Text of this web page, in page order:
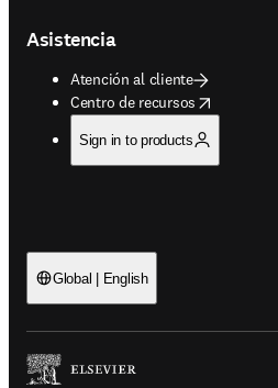
Asistencia
Atención al cliente
Centro de recursos
opens in new tab/window
Sign in to products
Global | English